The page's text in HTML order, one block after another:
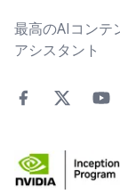
最高のAIコンテ
アシスタント